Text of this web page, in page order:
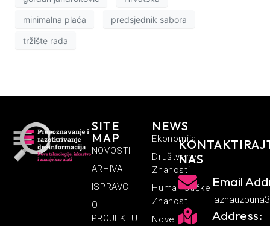
minimalna plaća predsjednik sabora
tržište rada
SITE
MAP
NOVOSTI
ARHIVA
ISPRAVCI
O
PROJEKTU
NEWS
Ekonomija
Društvene
Znanosti
Humanističke
Znanosti
Nove
NAS
Email
Address: